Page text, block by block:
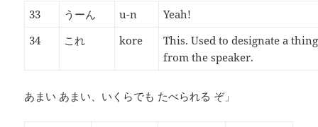
33 うーん u-n
Yeah!
34
これ kore
This. Used to designate a
from the speaker.
あまい あまい、いくらでも たべられる ぞ」